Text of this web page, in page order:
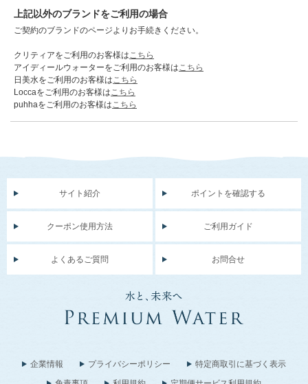
上記以外のブランドをご利用の場合
ご契約のブランドのページよりお手続きください。
クリティアをご利用のお客様はこちら
アイディールウォーターをご利用のお客様はこちら
日美水をご利用のお客様はこちら
Loccaをご利用のお客様はこちら
puhhaをご利用のお客様はこちら
サイト紹介 ポイントを確認する
クーポン使用方法 ご利用ガイド
よくあるご質問 お問合せ
企業情報 プライバシーポリシー
特定商取引に基づく表示